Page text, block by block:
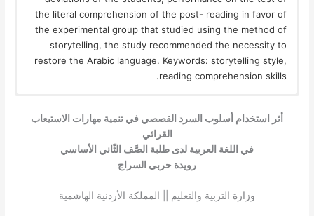
the literal comprehension of the post- reading in favor of
the experimental group that studied using the method of
storytelling, the study recommended the necessity to
restore the Arabic language. Keywords: storytelling style,
reading comprehension skills.
أثر استخدام أسلوب السرد القصصي في تنمية مهارات الاستيعاب
القرائي
في اللغة العربية لدى طلبة الصَّف الثّاني الأساسي
رويدة حربي السراج
وزارة التربية والتعليم || المملكة الأردنية الهاشمية